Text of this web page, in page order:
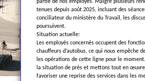
partie de nos employés. Malgré plusieurs
tenues depuis août 2025, incluant des
conciliateur du ministère du Travail, les
poursuivent.
Situation actuelle:
Les employés concernés occupent des
chauffeurs d’autobus, ce qui nous empêche
les opérations de cette ligne pour le
la situation de près et mettons tout en
favoriser une reprise des services dans les